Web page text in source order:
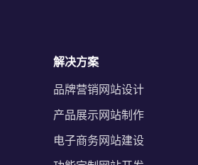
解决方案
品牌营销网站设计
产品展示网站制作
电子商务网站建设